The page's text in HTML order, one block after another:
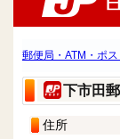
郵便局・ATM・ポ
下市田
住所